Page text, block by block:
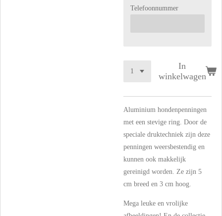
Telefoonnummer
In
winkelwagen
Aluminium hondenpenningen
met een stevige ring. Door de
speciale druktechniek zijn deze
penningen weersbestendig en
kunnen ook makkelijk
gereinigd worden. Ze zijn 5
cm breed en 3 cm hoog.
Mega leuke en vrolijke